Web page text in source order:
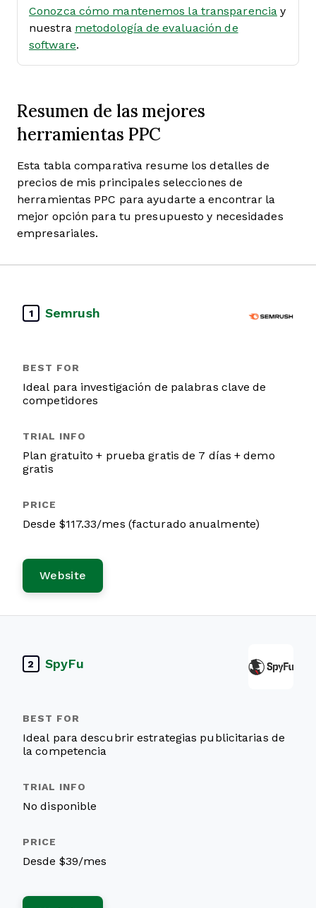
Conozca cómo mantenemos la transparencia y
nuestra metodología de evaluación de
software.
Resumen de las mejores
herramientas PPC
Esta tabla comparativa resume los detalles de
precios de mis principales selecciones de
herramientas PPC para ayudarte a encontrar la
mejor opción para tu presupuesto y necesidades
empresariales.
1 Semrush
Ideal para investigación de palabras clave de
competidores
Plan gratuito + prueba gratis de 7 días + demo
gratis
Desde $117.33/mes (facturado anualmente)
Website
2 SpyFu
Ideal para descubrir estrategias publicitarias de
la competencia
No disponible
Desde $39/mes